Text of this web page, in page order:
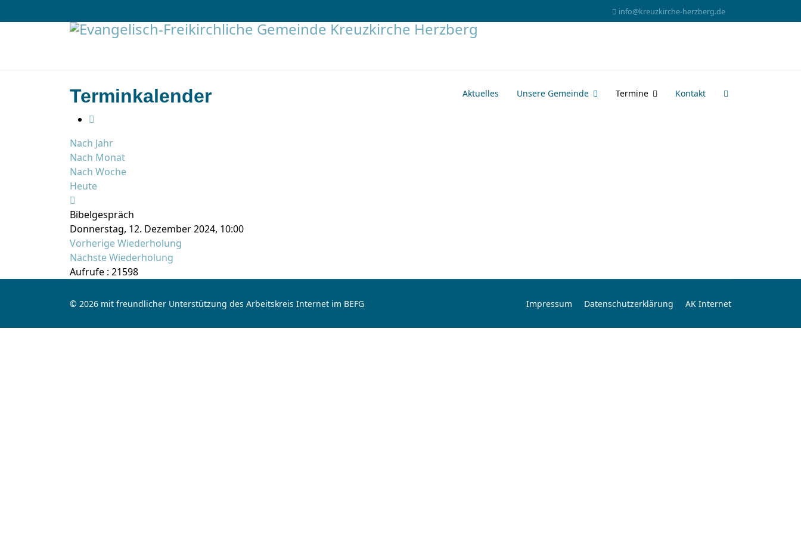
info@kreuzkirche-herzberg.de
Aktuelles Unsere Gemeinde Termine Kontakt
Terminkalender
Nach Jahr
Nach Monat
Nach Woche
Heute
Bibelgespräch
Donnerstag, 12. Dezember 2024, 10:00
Vorherige Wiederholung
Nächste Wiederholung
Aufrufe : 21598
© 2026 mit freundlicher Unterstützung des Arbeitskreis Internet im BEFG Impressum Datenschutzerklärung AK Internet